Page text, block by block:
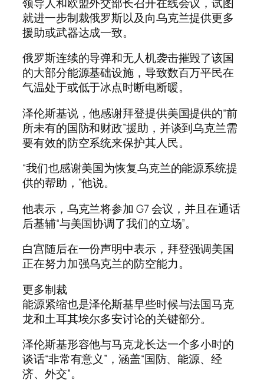
就进一步制裁俄罗斯以及向乌克兰提供更多
援助或武器达成一致。
俄罗斯连续的导弹和无人机袭击摧毁了该国
的大部分能源基础设施，导致数百万平民在
气温处于或低于冰点时断电断暖。
泽伦斯基说，他感谢拜登提供美国提供的“前
所未有的国防和财政”援助，并谈到乌克兰需
要有效的防空系统来保护其人民。
“我们也感谢美国为恢复乌克兰的能源系统提
供的帮助，”他说。
他表示，乌克兰将参加 G7 会议，并且在通话
后基辅“与美国协调了我们的立场”。
白宫随后在一份声明中表示，拜登强调美国
正在努力加强乌克兰的防空能力。
更多制裁
能源紧缩也是泽伦斯基早些时候与法国马克
龙和土耳其埃尔多安讨论的关键部分。
泽伦斯基形容他与马克龙长达一个多小时的
谈话“非常有意义”，涵盖“国防、能源、经
济、外交”。